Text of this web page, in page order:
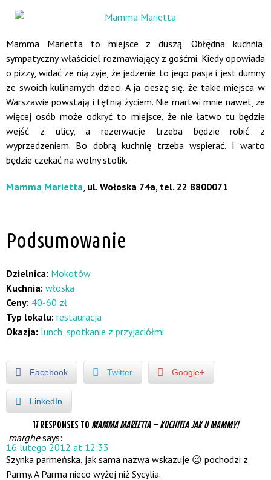
Mamma Marietta to miejsce z duszą. Obłędna kuchnia,
sympatyczny właściciel rozmawiający z gośćmi. Kiedy opowiada
o pizzy, widać ze nią żyje, że jedzenie to jego pasja i jest dumny
ze swoich kulinarnych dzieci. A ja cieszę się, że takie miejsca w
Warszawie powstają i tętnią życiem. Nie martwi mnie nawet, że
więcej osób może odkryć to miejsce, że nie łatwo tu będzie
wejść z ulicy, a rezerwacje trzeba będzie robić z
wyprzedzeniem. Bo dobrą kuchnię trzeba wspierać. I warto
będzie czekać na wolny stolik.
Mamma Marietta, ul. Wołoska 74a, tel. 22 8800071
Podsumowanie
Dzielnica: Mokotów
Kuchnia: włoska
Ceny: 40-60 zł
Typ lokalu: restauracja
Okazja: lunch, spotkanie z przyjaciółmi
Facebook Twitter Google+
LinkedIn
17 RESPONSES TO MAMMA MARIETTA – KUCHNIA JAK U MAMMY!
marghe says:
16 lutego 2012 at 12:33
Szynka parmeńska, jak sama nazwa wskazuje 😉 pochodzi z
Parmy. A Parma nieco wyżej niż Sycylia.